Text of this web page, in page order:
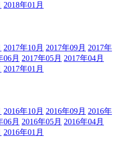
2018年01月
2017年10月 2017年09月 2017年
06月 2017年05月 2017年04月
2017年01月
2016年10月 2016年09月 2016年
06月 2016年05月 2016年04月
2016年01月